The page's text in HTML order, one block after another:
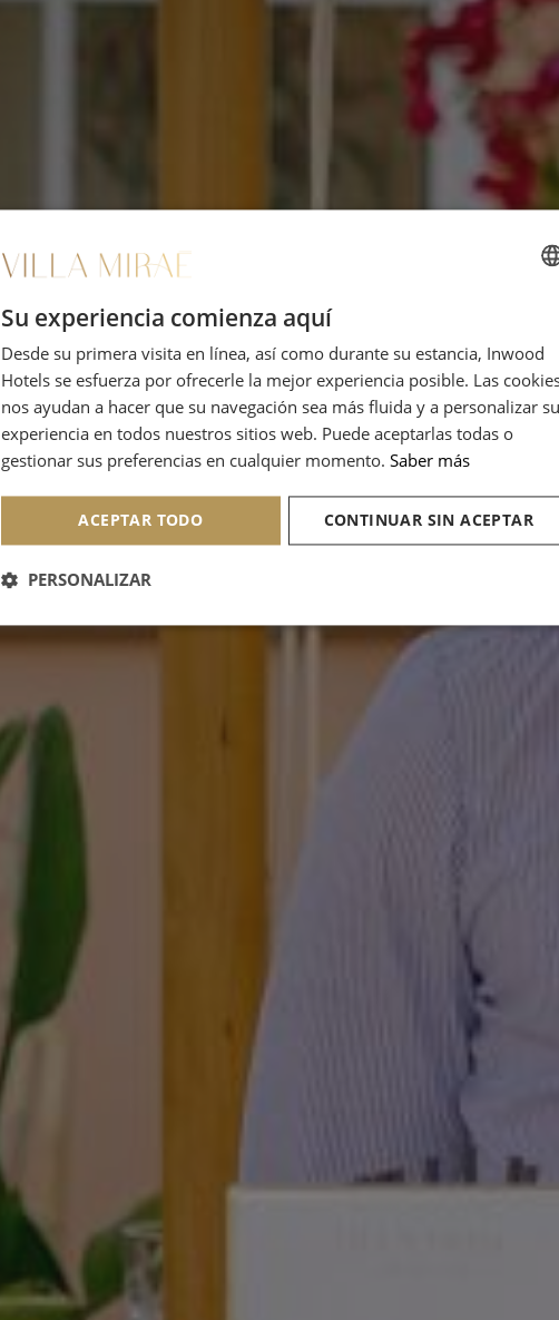
ENGLISH
ITALIAN
RUSSIAN
ARABIC
Su experiencia comienza aquí
Desde su primera visita en línea, así como durante su estancia, Inwood
Hotels se esfuerza por ofrecerle la mejor experiencia posible. Las
nos ayudan a hacer que su navegación sea más fluida y a personalizar su
experiencia en todos nuestros sitios web. Puede aceptarlas todas o
gestionar sus preferencias en cualquier momento. Saber más
ACEPTAR TODO CONTINUAR SIN ACEPTAR
PERSONALIZAR